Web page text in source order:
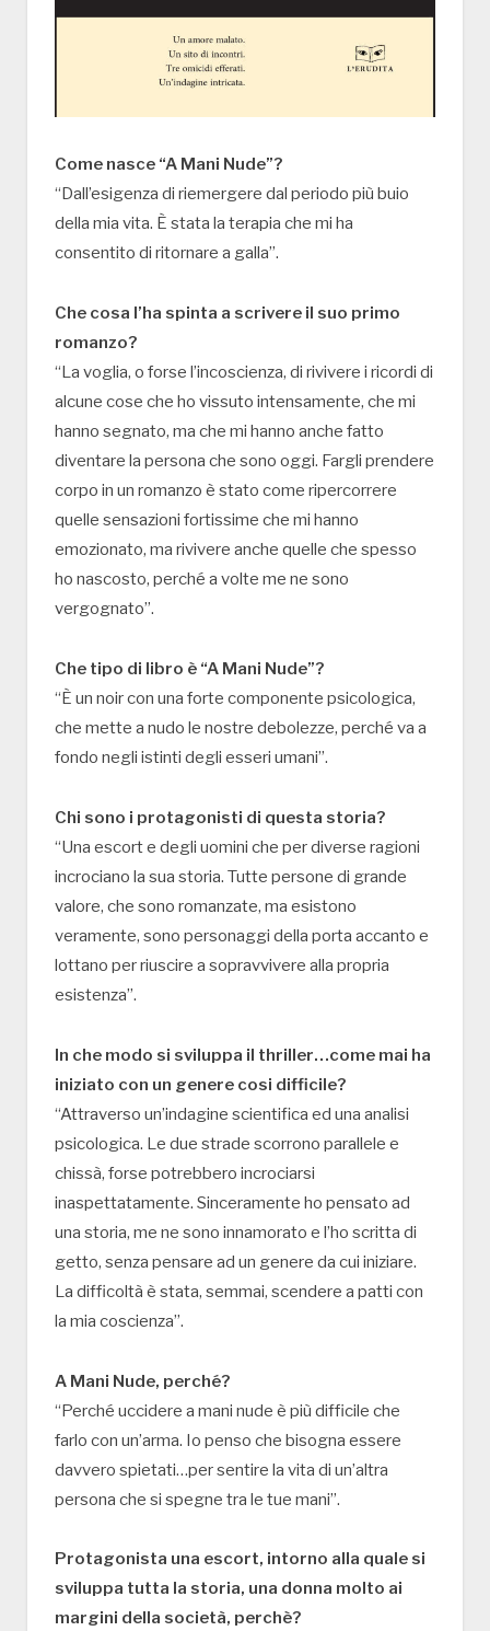
Come nasce “A Mani Nude”?
“Dall’esigenza di riemergere dal periodo più buio
della mia vita. È stata la terapia che mi ha
consentito di ritornare a galla”.
Che cosa l’ha spinta a scrivere il suo primo
romanzo?
“La voglia, o forse l’incoscienza, di rivivere i ricordi di
alcune cose che ho vissuto intensamente, che mi
hanno segnato, ma che mi hanno anche fatto
diventare la persona che sono oggi. Fargli prendere
corpo in un romanzo è stato come ripercorrere
quelle sensazioni fortissime che mi hanno
emozionato, ma rivivere anche quelle che spesso
ho nascosto, perché a volte me ne sono
vergognato”.
Che tipo di libro è “A Mani Nude”?
“È un noir con una forte componente psicologica,
che mette a nudo le nostre debolezze, perché va a
fondo negli istinti degli esseri umani”.
Chi sono i protagonisti di questa storia?
“Una escort e degli uomini che per diverse ragioni
incrociano la sua storia. Tutte persone di grande
valore, che sono romanzate, ma esistono
veramente, sono personaggi della porta accanto e
lottano per riuscire a sopravvivere alla propria
esistenza”.
In che modo si sviluppa il thriller…come mai ha
iniziato con un genere cosi difficile?
“Attraverso un’indagine scientifica ed una analisi
psicologica. Le due strade scorrono parallele e
chissà, forse potrebbero incrociarsi
inaspettatamente. Sinceramente ho pensato ad
una storia, me ne sono innamorato e l’ho scritta di
getto, senza pensare ad un genere da cui iniziare.
La difficoltà è stata, semmai, scendere a patti con
la mia coscienza”.
A Mani Nude, perché?
“Perché uccidere a mani nude è più difficile che
farlo con un’arma. Io penso che bisogna essere
davvero spietati…per sentire la vita di un’altra
persona che si spegne tra le tue mani”.
Protagonista una escort, intorno alla quale si
sviluppa tutta la storia, una donna molto ai
margini della società, perchè?